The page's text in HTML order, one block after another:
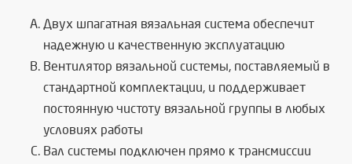
Двух шпагатная вязальная система обеспечит
надежную и качественную эксплуатацию
Вентилятор вязальной системы, поставляемый в
стандартной комплектации, и поддерживает
постоянную чистоту вязальной группы в любых
условиях работы
Вал системы подключен прямо к трансмиссии